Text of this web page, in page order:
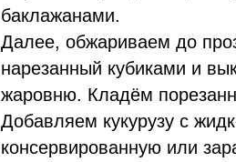
баклажанами.
Далее, обжариваем до
нарезанный кубиками и
жаровню. Кладём
Добавляем кукурузу с
консервированную или